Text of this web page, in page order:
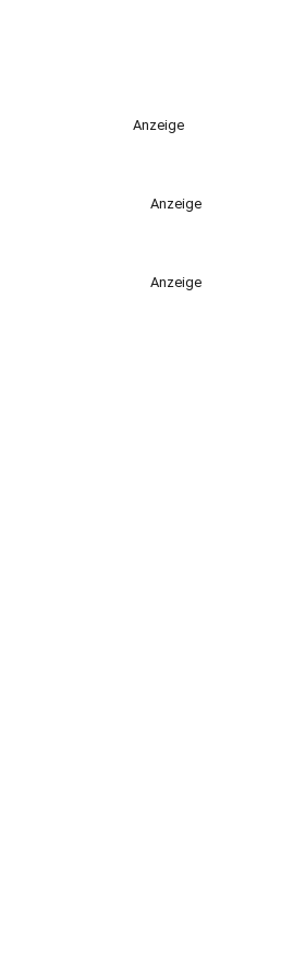
Anzeige
Anzeige
Anzeige